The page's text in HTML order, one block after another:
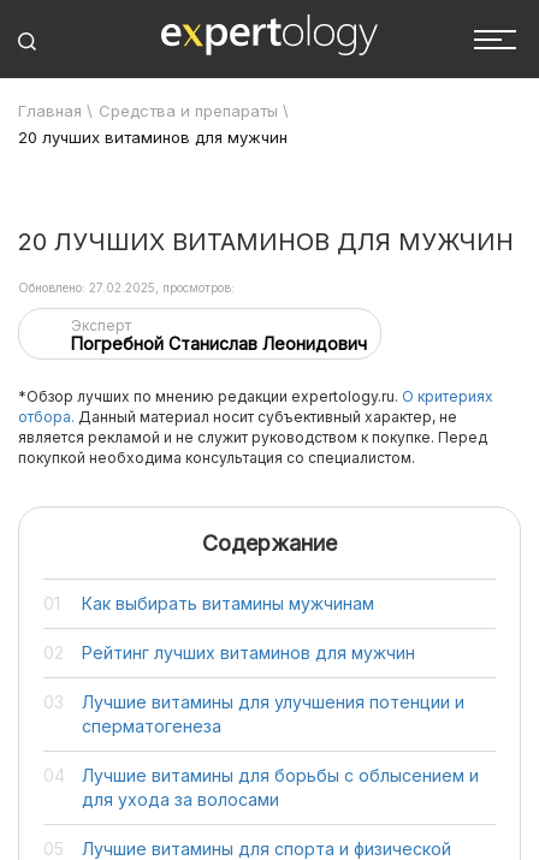
Главная \ Средства и препараты \
20 лучших витаминов для мужчин
20 ЛУЧШИХ ВИТАМИНОВ ДЛЯ МУЖЧИН
Эксперт
Погребной Станислав Леонидович
Обновлено: 27.02.2025, просмотров:
*Обзор лучших по мнению редакции expertology.ru. О критериях
отбора. Данный материал носит субъективный характер, не
является рекламой и не служит руководством к покупке. Перед
покупкой необходима консультация со специалистом.
Содержание
Как выбирать витамины мужчинам
Рейтинг лучших витаминов для мужчин
Лучшие витамины для улучшения потенции и
сперматогенеза
Лучшие витамины для борьбы с облысением и
для ухода за волосами
Лучшие витамины для спорта и физической